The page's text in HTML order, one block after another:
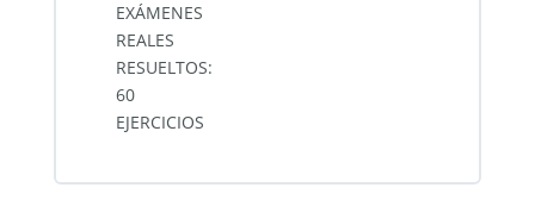
EXÁMENES
REALES
RESUELTOS:
60
EJERCICIOS